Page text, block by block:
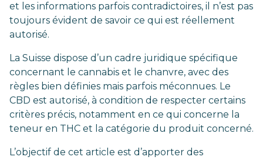
et les informations parfois contradictoires, il n’est pas
toujours évident de savoir ce qui est réellement
autorisé.
La Suisse dispose d’un cadre juridique spécifique
concernant le cannabis et le chanvre, avec des
règles bien définies mais parfois méconnues. Le
CBD est autorisé, à condition de respecter certains
critères précis, notamment en ce qui concerne la
teneur en THC et la catégorie du produit concerné.
L’objectif de cet article est d’apporter des